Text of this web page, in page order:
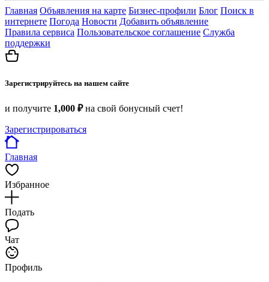
Главная Объявления на карте Бизнес-профили Блог Поиск в
интернете Погода Новости Добавить объявление
Правила сервиса Пользовательское соглашение Служба
поддержки
Зарегистрируйтесь на нашем сайте
и получите 1,000 ₽на свой бонусный счет!
Зарегистрироваться
Главная
Избранное
Подать
Чат
Профиль